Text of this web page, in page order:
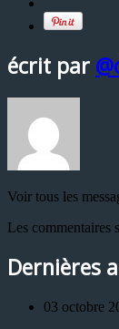
écrit par
Voir tous les
Les commentaires
Dernières
03 octobre